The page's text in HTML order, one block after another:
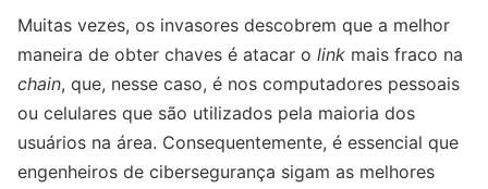
Muitas vezes, os invasores descobrem que a melhor
maneira de obter chaves é atacar o link mais fraco na
chain, que, nesse caso, é nos computadores pessoais
ou celulares que são utilizados pela maioria dos
usuários na área. Consequentemente, é essencial que
engenheiros de cibersegurança sigam as melhores